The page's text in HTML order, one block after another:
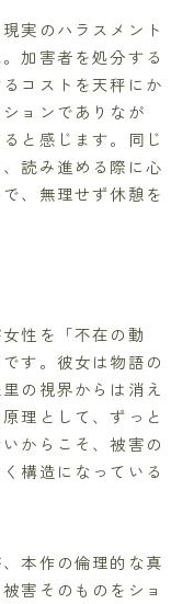
実のハラスメント
加害者を処分する
コストを天秤にか
ョンでありなが
と感じます。同じ
読み進める際に心
、無理せず休憩を
性を「不在の動
す。彼女は物語の
の視界からは消え
理として、ずっと
からこそ、被害の
構造になっている
本作の倫理的な真
害そのものをショ